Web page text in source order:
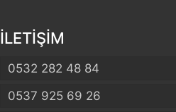
İLETİŞİM
0532 282 48 84
0537 925 69 26